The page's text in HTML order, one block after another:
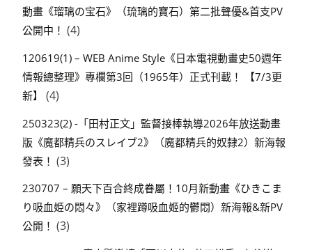
動畫《瑠璃の宝石》（琉璃的寶石）第二批聲優&首支PV
公開中！ (4)
120619(1) – WEB Anime Style《日本電視動畫史50週年
情報總整理》專欄第3回（1965年）正式刊載！ 【7/3更
新】
(4)
250323(2) -「田村正文」監督接棒執導2026年放送動畫
版《魔都精兵のスレイブ2》（魔都精兵的奴隸2）新海報
發表！ (3)
230707 – 願天下百合終成眷屬！10月新動畫《ひきこま
り吸血姫の悶々》（家裡蹲吸血姬的鬱悶）新海報&新PV
公開！ (3)